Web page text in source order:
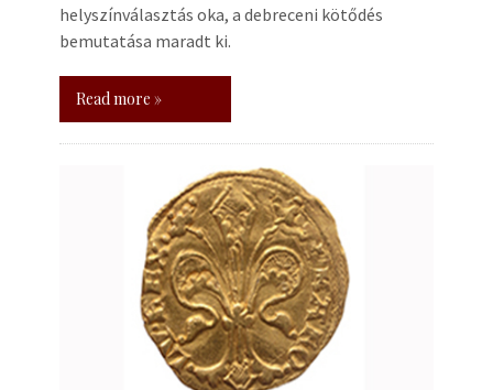
helyszínválasztás oka, a debreceni kötődés
bemutatása maradt ki.
Read more »